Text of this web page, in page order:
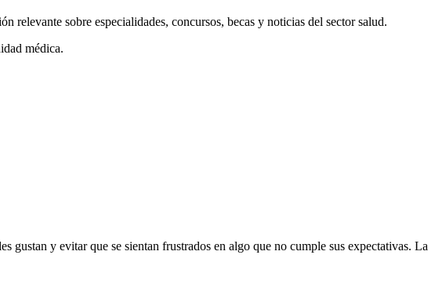
sobre especialidades, concursos, becas y noticias del sector salud.
médica.
gustan y evitar que se sientan frustrados en algo que no cumple sus expectativas. La